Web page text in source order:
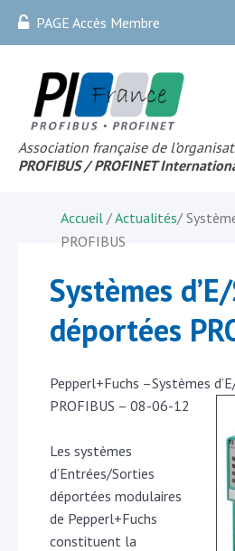
PAGE Accès Membre
Association française de
PROFIBUS / PROFINET
Accueil /Actualités/
PROFIBUS
Systèmes
déportées
Pepperl+Fuchs –Systèmes
PROFIBUS – 08-06-12
Les systèmes
d’Entrées/Sorties
déportées modulaires
de Pepperl+Fuchs
constituent la